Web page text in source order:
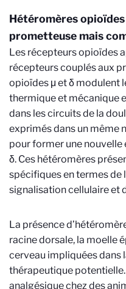
Hétéromères opioïdes
prometteuse mais
Les récepteurs opioïdes
récepteurs couplés aux
opioïdes μ et δ modulent
thermique et mécanique
dans les circuits de la
exprimés dans un même
pour former une
δ. Ces hétéromères
spécifiques en termes de
signalisation cellulaire et
La présence
racine dorsale, la moelle
cerveau impliquées dans
thérapeutique
analgésique chez des